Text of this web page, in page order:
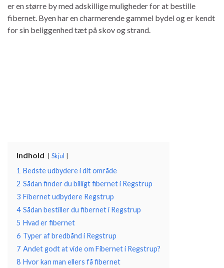
er en større by med adskillige muligheder for at bestille
fibernet. Byen har en charmerende gammel bydel og er kendt
for sin beliggenhed tæt på skov og strand.
Indhold Skjul
1 Bedste udbydere i dit område
2 Sådan finder du billigt fibernet i Regstrup
3 Fibernet udbydere Regstrup
4 Sådan bestiller du fibernet i Regstrup
5 Hvad er fibernet
6 Typer af bredbånd i Regstrup
7 Andet godt at vide om Fibernet i Regstrup?
8 Hvor kan man ellers få fibernet